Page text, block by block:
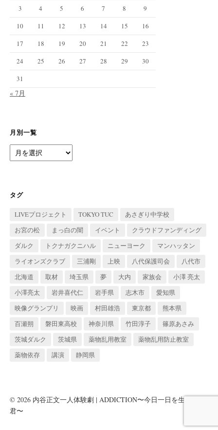
3
4 5 6 7 8
9
10
11 12 13 14 15
16
17
18 19 20 21 22
23
24
25 26 27 28 29
30
31
« 7月
月別一覧
別
タグ
LIVEプロジェクト TOKYO TUC
あさぎり中学校
お宮の松
まっ白の闇 イベント
クラウドファンディング
ダルク
トクナガクニハル ニューヨーク
マンハッタン
ライオンズクラブ
三浦剛 上映 八代保護司会
八代市
北海道
取材 埼玉県 夢 大内 家族会
小澤 亮太
小澤亮太
岩井喜代仁 岩手県 志木市
愛知県
映像グランプリ
映画 村田雄浩 東京都
熊本県
百瀬朔
磐田東高校 神奈川県 竹田淳子
篠原あさみ
茨城ダルク
茨城県 薬物乱用教室
薬物乱用防止教室
薬物依存
講演 静岡県
© 2026 内谷正文一人体験劇 | ADDICTION〜今日一日を生きる
君〜